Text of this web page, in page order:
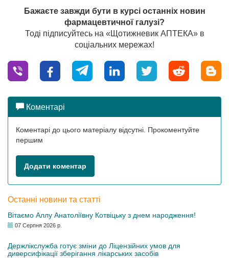
Бажаєте завжди бути в курсі останніх новин
фармацевтичної галузі?
Тоді підписуйтесь на «Щотижневик АПТЕКА» в
соціальних мережах!
Коментарі
Коментарі до цього матеріалу відсутні. Прокоментуйте
першим
Додати коментар
Останні новини та статті
Вітаємо Аллу Анатоліївну Котвіцьку з днем народження!
07 Серпня 2026 р.
Держлікслужба готує зміни до Ліцензійних умов для
диверсифікації зберігання лікарських засобів